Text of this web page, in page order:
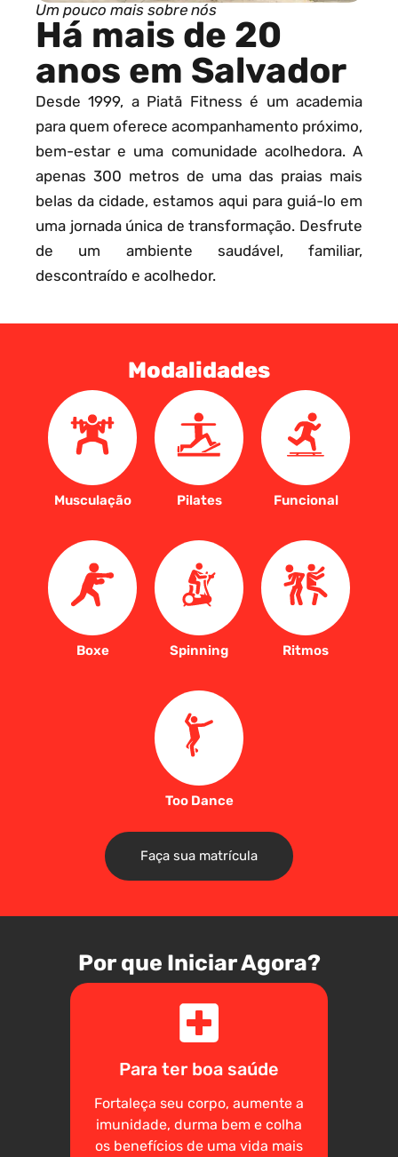
Um pouco mais sobre nós
Há mais de 20
anos em Salvador
Desde 1999, a Piatã Fitness é um academia
para quem oferece acompanhamento próximo,
bem-estar e uma comunidade acolhedora. A
apenas 300 metros de uma das praias mais
belas da cidade, estamos aqui para guiá-lo em
uma jornada única de transformação. Desfrute
de um ambiente saudável, familiar,
descontraído e acolhedor.
Modalidades
Musculação Pilates Funcional
Boxe Spinning Ritmos
Too Dance
Faça sua matrícula
Por que Iniciar Agora?
Para ter boa saúde
Fortaleça seu corpo, aumente a
imunidade, durma bem e colha
os benefícios de uma vida mais